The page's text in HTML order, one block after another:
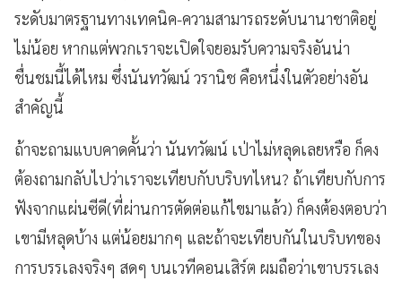
ระดับมาตรฐานทางเทคนิค-ความสามารถระดับนานาชาติอยู่
ไม่น้อย หากแต่พวกเราจะเปิดใจยอมรับความจริงอันน่า
ชื่นชมนี้ได้ไหม ซึ่งนันทวัฒน์ วรานิช คือหนึ่งในตัวอย่างอัน
สำคัญนี้
ถ้าจะถามแบบคาดคั้นว่า นันทวัฒน์ เป่าไม่หลุดเลยหรือ ก็คง
ต้องถามกลับไปว่าเราจะเทียบกับบริบทไหน? ถ้าเทียบกับการ
ฟังจากแผ่นซีดี(ที่ผ่านการตัดต่อแก้ไขมาแล้ว) ก็คงต้องตอบว่า
เขามีหลุดบ้าง แต่น้อยมากๆ และถ้าจะเทียบกันในบริบทของ
การบรรเลงจริงๆ สดๆ บนเวทีคอนเสิร์ต ผมถือว่าเขาบรรเลง